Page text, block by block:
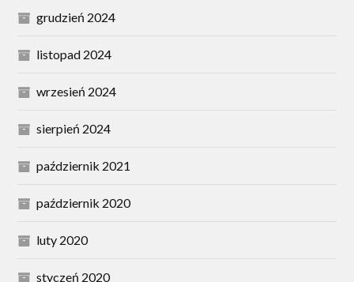
grudzień 2024
listopad 2024
wrzesień 2024
sierpień 2024
październik 2021
październik 2020
luty 2020
styczeń 2020